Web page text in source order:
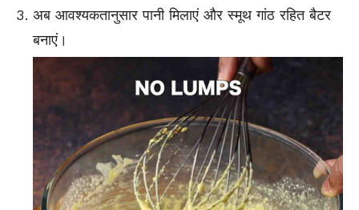
अब आवश्यकतानुसार पानी मिलाएं और स्मूथ गांठ रहित बैटर
बनाएं।